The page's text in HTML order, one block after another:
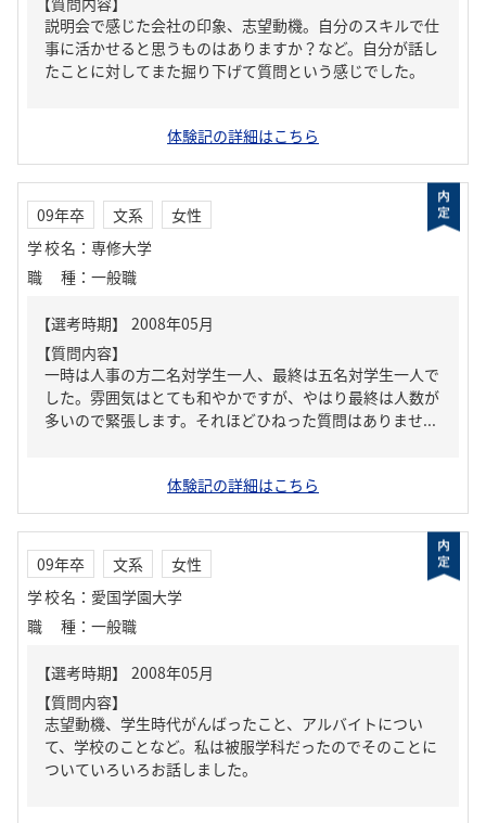
説明会で感じた会社の印象、志望動機。自分のスキルで仕
事に活かせると思うものはありますか？など。自分が話し
たことに対してまた掘り下げて質問という感じでした。
体験記の詳細はこちら
09年卒 文系
女性
学校名 ： 専修大学
職種 ： 一般職
【質問内容】
一時は人事の方二名対学生一人、最終は五名対学生一人で
した。雰囲気はとても和やかですが、やはり最終は人数が
多いので緊張します。それほどひねった質問はありませ...
体験記の詳細はこちら
09年卒 文系
女性
学校名 ： 愛国学園大学
職種 ： 一般職
【質問内容】
志望動機、学生時代がんばったこと、アルバイトについ
て、学校のことなど。私は被服学科だったのでそのことに
ついていろいろお話しました。